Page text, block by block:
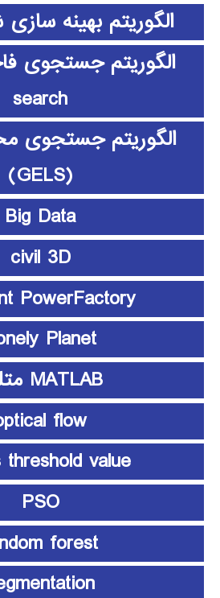
الگوریتم بهینه سازی
search
الگوریتم جستجوی
(GELS)
Big Data
civil 3D
PowerFactory
Planet
MATLAB متلب
flow
threshold value
PSO
forest